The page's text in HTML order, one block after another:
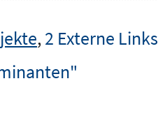
,2 Externe Links